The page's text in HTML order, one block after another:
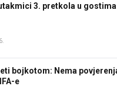
3. pretkola u
bojkotom: Nema
e